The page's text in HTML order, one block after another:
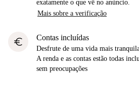
exatamente o que vê no anúncio.
Mais sobre a verificação
euro Contas incluídas
Desfrute de uma vida mais
A renda e as contas estão todas
sem preocupações